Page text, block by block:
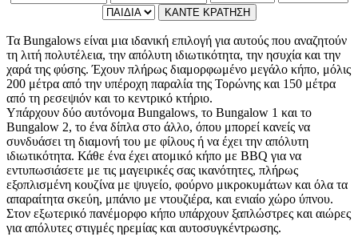
ΚΑΝΤΕ ΚΡΑΤΗΣΗ
Τα Bungalows είναι μια ιδανική επιλογή για αυτούς που αναζητούν
τη λιτή πολυτέλεια, την απόλυτη ιδιωτικότητα, την ησυχία και την
χαρά της φύσης. Έχουν πλήρως διαμορφωμένο μεγάλο κήπο, μόλις
200 μέτρα από την υπέροχη παραλία της Τορώνης και 150 μέτρα
από τη ρεσεψιόν και το κεντρικό κτήριο.
Υπάρχουν δύο αυτόνομα Bungalows, το Bungalow 1 και το
Bungalow 2, το ένα δίπλα στο άλλο, όπου μπορεί κανείς να
συνδυάσει τη διαμονή του με φίλους ή να έχει την απόλυτη
ιδιωτικότητα. Κάθε ένα έχει ατομικό κήπο με BBQ για να
εντυπωσιάσετε με τις μαγειρικές σας ικανότητες, πλήρως
εξοπλισμένη κουζίνα με ψυγείο, φούρνο μικροκυμάτων και όλα τα
απαραίτητα σκεύη, μπάνιο με ντουζιέρα, και ενιαίο χώρο ύπνου.
Στον εξωτερικό πανέμορφο κήπο υπάρχουν ξαπλώστρες και αιώρες
για απόλυτες στιγμές ηρεμίας και αυτοσυγκέντρωσης.